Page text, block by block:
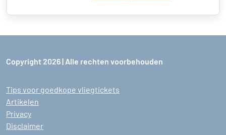
Copyright 2026 | Alle rechten voorbehouden
Tips voor goedkope vliegtickets
Artikelen
Privacy
Disclaimer